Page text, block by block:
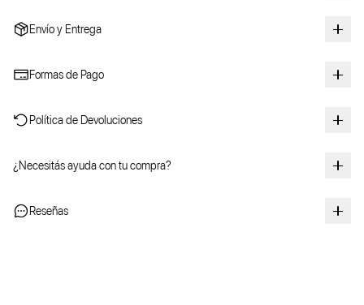
Envío y Entrega
Formas de Pago
Política de Devoluciones
¿Necesitás ayuda con tu compra?
Reseñas